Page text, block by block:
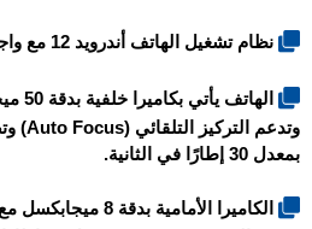
نظام تشغيل الهاتف أندرويد 12 مع واجهة المستخدم EMUI 12.
بمعدل 30 إطارًا في الثانية.